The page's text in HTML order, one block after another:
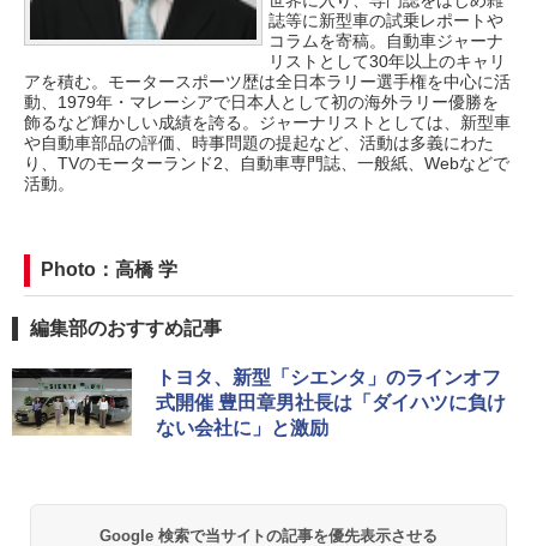
誌等に新型車の試乗レポートや
コラムを寄稿。自動車ジャーナ
リストとして30年以上のキャリ
アを積む。モータースポーツ歴は全日本ラリー選手権を中心に活
動、1979年・マレーシアで日本人として初の海外ラリー優勝を
飾るなど輝かしい成績を誇る。ジャーナリストとしては、新型車
や自動車部品の評価、時事問題の提起など、活動は多義にわた
り、TVのモーターランド2、自動車専門誌、一般紙、Webなどで
活動。
Photo：高橋 学
編集部のおすすめ記事
トヨタ、新型「シエンタ」のラインオフ
式開催 豊田章男社長は「ダイハツに負け
ない会社に」と激励
Google 検索で当サイトの記事を優先表示させる